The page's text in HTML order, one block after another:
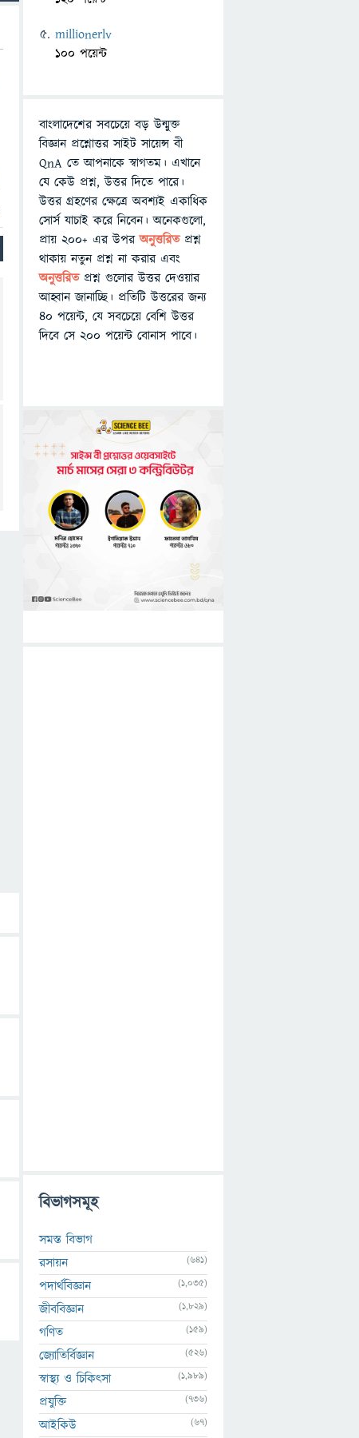
millionerlv
100 পয়েন্ট
বাংলাদেশের সবচেয়ে বড় উন্মুক্ত
বিজ্ঞান প্রশ্নোত্তর সাইট সায়েন্স বী
QnA তে আপনাকে স্বাগতম। এখানে
যে কেউ প্রশ্ন, উত্তর দিতে পারে।
উত্তর গ্রহণের ক্ষেত্রে অবশ্যই একাধিক
সোর্স যাচাই করে নিবেন। অনেকগুলো,
প্রায় ২০০+ এর উপরঅনুত্তরিতপ্রশ্ন
থাকায় নতুন প্রশ্ন না করার এবং
অনুত্তরিত প্রশ্ন গুলোর উত্তর দেওয়ার
আহ্বান জানাচ্ছি। প্রতিটি উত্তরের জন্য
৪০ পয়েন্ট, যে সবচেয়ে বেশি উত্তর
দিবে সে ২০০ পয়েন্ট বোনাস পাবে।
বিভাগসমূহ
সমস্ত বিভাগ
রসায়ন
(641)
পদার্থবিজ্ঞান (1,035)
জীববিজ্ঞান (1,829)
গণিত (159)
জ্যোতির্বিজ্ঞান (526)
স্বাস্থ্য ও চিকিৎসা (1,989)
প্রযুক্তি (736)
আইকিউ (67)